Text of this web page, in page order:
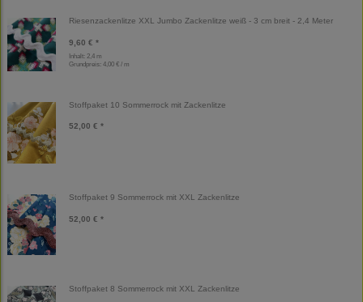
Riesenzackenlitze XXL Jumbo Zackenlitze weiß - 3 cm breit - 2,4 Meter
9,60 € *
Inhalt: 2,4 m
Grundpreis: 4,00 € / m
Stoffpaket 10 Sommerrock mit Zackenlitze
52,00 € *
Stoffpaket 9 Sommerrock mit XXL Zackenlitze
52,00 € *
Stoffpaket 8 Sommerrock mit XXL Zackenlitze